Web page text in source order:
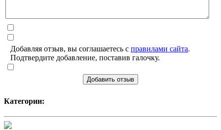
Добавляя отзыв, вы соглашаетесь с правилами сайта.
Подтвердите добавление, поставив галочку.
Добавить отзыв
Категории: